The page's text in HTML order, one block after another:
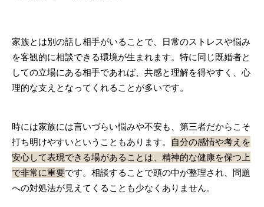
家族とは別の話し相手がいることで、日常のストレスや悩み
を客観的に相談できる環境が生まれます。特に同じ既婚者と
しての立場にある相手であれば、共感と理解を得やすく、心
理的な支えとなってくれることが多いです。
時には家族には言いづらい悩みや不安も、第三者だからこそ
打ち明けやすいということもあります。
自分の感情や考えを
安心して表現できる場があることは、精神的な健康を保つ上
で非常に重要です。相談することで頭の中が整理され、問題
への対処法が見えてくることも少なくありません。